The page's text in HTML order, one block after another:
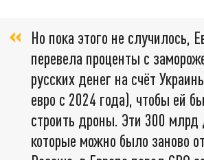
Но пока этого не случилось,
перевела проценты с
русских денег на счёт
евро с 2024 года), чтобы ей
строить дроны. Эти 300 млрд
которые можно было заново